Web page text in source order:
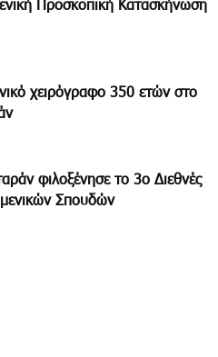
Προσκοπική Κατασκήνωση
χειρόγραφο 350 ετών στο
φιλοξένησε το 3ο Διεθνές
Σπουδών